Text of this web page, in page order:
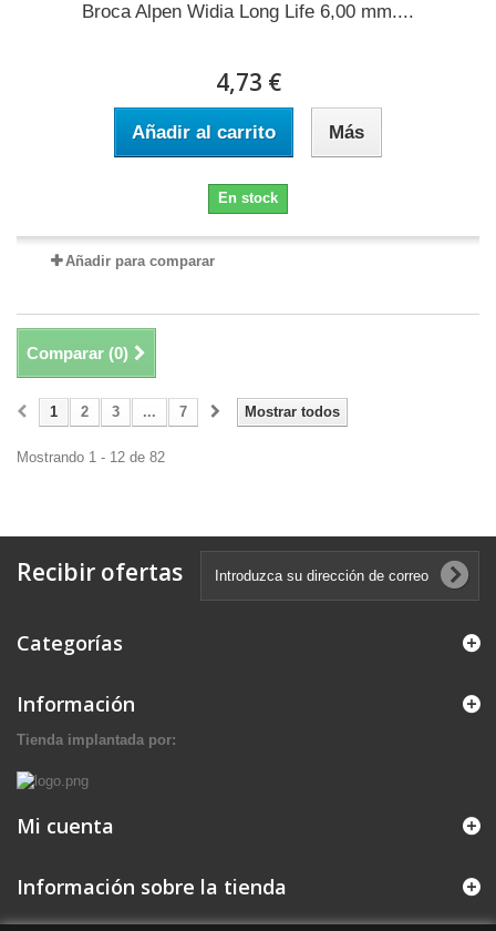
Broca Alpen Widia Long Life 6,00 mm....
4,73 €
Añadir al carrito Más
En stock
Añadir para comparar
Comparar (0)
Mostrar todos
1 2 3 ... 7
Mostrando 1 - 12 de 82
Recibir ofertas
Categorías
Información
Tienda implantada por:
Mi cuenta
Información sobre la tienda